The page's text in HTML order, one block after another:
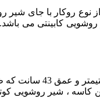
از نوع روکار با جای
کابینتی می
کاسه ‏، شیر روشویی